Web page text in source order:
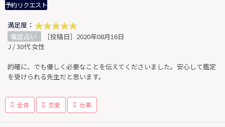
予約リクエスト
満足度：
電話占い
［投稿日］2020年08月16日
J / 30代 女性
的確に、でも優しく必要なことを伝えてくださいました。安心して鑑定
を受けられる先生だと思います。
全体 恋愛 仕事